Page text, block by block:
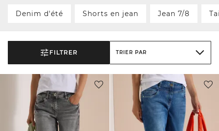
Denim d'été Shorts en jean Jean 7/8
FILTRER TRIER PAR